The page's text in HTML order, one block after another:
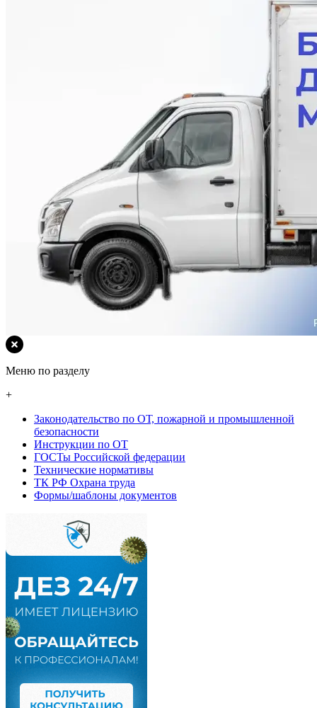
Меню по разделу
+
Законодательство по ОТ, пожарной и промышленной
безопасности
Инструкции по ОТ
ГОСТы Российской федерации
Технические нормативы
ТК РФ Охрана труда
Формы/шаблоны документов